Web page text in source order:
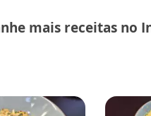
mais receitas no